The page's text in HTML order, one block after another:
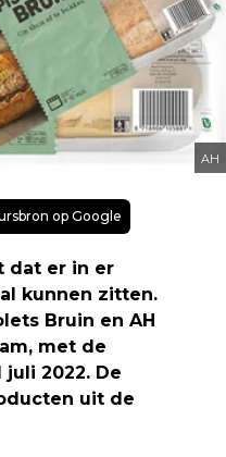
AH
op Google
dat er in er
kunnen zitten.
Bruin en AH
met de
2022. De
uit de